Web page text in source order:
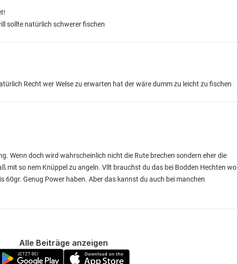
sollte natürlich schwerer fischen
Recht wer Welse zu erwarten hat der wäre dumm zu leicht zu fischen
Wenn doch wird wahrscheinlich nicht die Rute brechen sondern eher die
mit so nem Knüppel zu angeln. Vllt brauchst du das bei Bodden Hechten wo
Genug Power haben. Aber das kannst du auch bei manchen
Alle Beiträge anzeigen